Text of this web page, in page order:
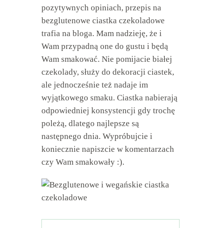
pozytywnych opiniach, przepis na
bezglutenowe ciastka czekoladowe
trafia na bloga. Mam nadzieję, że i
Wam przypadną one do gustu i będą
Wam smakować. Nie pomijacie białej
czekolady, służy do dekoracji ciastek,
ale jednocześnie też nadaje im
wyjątkowego smaku. Ciastka nabierają
odpowiedniej konsystencji gdy trochę
poleżą, dlatego najlepsze są
następnego dnia. Wypróbujcie i
koniecznie napiszcie w komentarzach
czy Wam smakowały :).